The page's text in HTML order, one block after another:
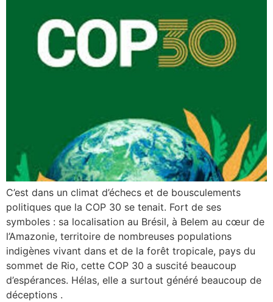
C’est dans un climat d’échecs et de bousculements
politiques que la COP 30 se tenait. Fort de ses
symboles : sa localisation au Brésil, à Belem au cœur de
l’Amazonie, territoire de nombreuses populations
indigènes vivant dans et de la forêt tropicale, pays du
sommet de Rio, cette COP 30 a suscité beaucoup
d’espérances. Hélas, elle a surtout généré beaucoup de
déceptions .